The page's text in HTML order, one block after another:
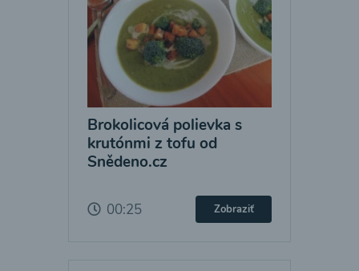
Brokolicová polievka s
krutónmi z tofu od
Snědeno.cz
00:25 Zobraziť